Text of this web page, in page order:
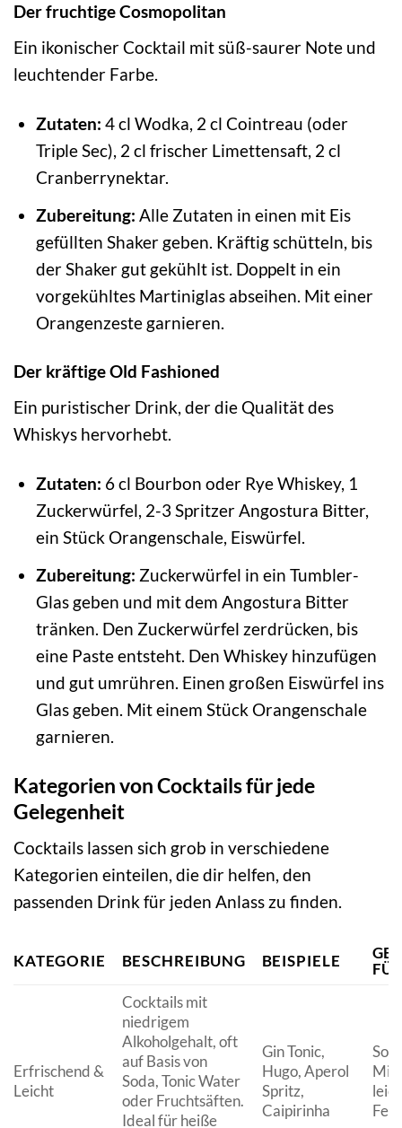
Der fruchtige Cosmopolitan
Ein ikonischer Cocktail mit süß-saurer Note und
leuchtender Farbe.
Zutaten: 4 cl Wodka, 2 cl Cointreau (oder
Triple Sec), 2 cl frischer Limettensaft, 2 cl
Cranberrynektar.
Zubereitung: Alle Zutaten in einen mit Eis
gefüllten Shaker geben. Kräftig schütteln, bis
der Shaker gut gekühlt ist. Doppelt in ein
vorgekühltes Martiniglas abseihen. Mit einer
Orangenzeste garnieren.
Der kräftige Old Fashioned
Ein puristischer Drink, der die Qualität des
Whiskys hervorhebt.
Zutaten: 6 cl Bourbon oder Rye Whiskey, 1
Zuckerwürfel, 2-3 Spritzer Angostura Bitter,
ein Stück Orangenschale, Eiswürfel.
Zubereitung: Zuckerwürfel in ein Tumbler-
Glas geben und mit dem Angostura Bitter
tränken. Den Zuckerwürfel zerdrücken, bis
eine Paste entsteht. Den Whiskey hinzufügen
und gut umrühren. Einen großen Eiswürfel ins
Glas geben. Mit einem Stück Orangenschale
garnieren.
Kategorien von Cocktails für jede
Gelegenheit
Cocktails lassen sich grob in verschiedene
Kategorien einteilen, die dir helfen, den
passenden Drink für jeden Anlass zu finden.
KATEGORIE BESCHREIBUNG BEISPIELE
Erfrischend &
Leicht
Cocktails mit
niedrigem
Alkoholgehalt, oft
auf Basis von
Soda, Tonic Water
oder Fruchtsäften.
Ideal für heiße
Gin Tonic,
Hugo, Aperol
Spritz,
Caipirinha